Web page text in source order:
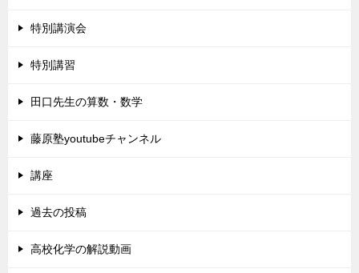
特別講演会
特別講習
田口先生の算数・数学
藤原塾youtubeチャンネル
講座
過去の投稿
高校化学の解説動画